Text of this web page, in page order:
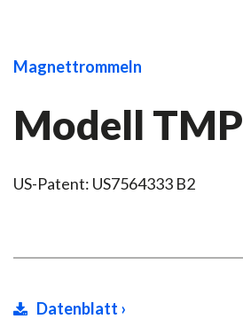
Magnettrommeln
Modell TMP
US-Patent: US7564333 B2
Datenblatt ›